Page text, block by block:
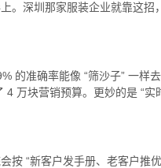
。深圳那家服装企业就靠这
的准确率能像 “筛沙子” 一样
万块营销预算。更妙的是 “实
按 “新客户发手册、老客户推